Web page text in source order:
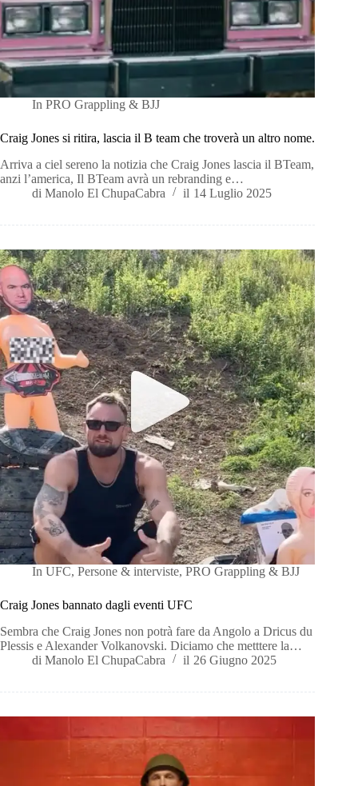
In PRO Grappling & BJJ
Craig Jones si ritira, lascia il B team che troverà un altro nome.
Arriva a ciel sereno la notizia che Craig Jones lascia il BTeam,
anzi l’america, Il BTeam avrà un rebranding e…
di Manolo El ChupaCabra il 14 Luglio 2025
In UFC,Persone & interviste,PRO Grappling & BJJ
Craig Jones bannato dagli eventi UFC
Sembra che Craig Jones non potrà fare da Angolo a Dricus du
Plessis e Alexander Volkanovski. Diciamo che metttere la…
di Manolo El ChupaCabra il 26 Giugno 2025